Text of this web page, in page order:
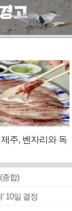
주, 벤자리와 독
종합)
10일 결정